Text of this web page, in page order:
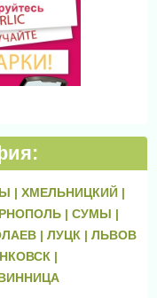
|ХМЕЛЬНИЦКИЙ |
|СУМЫ |
|ЛУЦК |ЛЬВОВ
|